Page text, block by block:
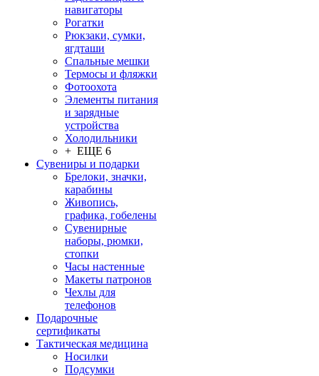
навигаторы
Рогатки
Рюкзаки, сумки,
ягдташи
Спальные мешки
Термосы и фляжки
Фотоохота
Элементы питания
и зарядные
устройства
Холодильники
+ ЕЩЕ 6
Сувениры и подарки
Брелоки, значки,
карабины
Живопись,
графика, гобелены
Сувенирные
наборы, рюмки,
стопки
Часы настенные
Макеты патронов
Чехлы для
телефонов
Подарочные
сертификаты
Тактическая медицина
Носилки
Подсумки